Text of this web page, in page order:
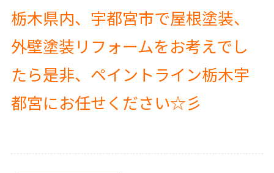
栃木県内、宇都宮市で屋根塗装、
外壁塗装リフォームをお考えでし
たら是非、ペイントライン栃木宇
都宮にお任せください☆彡